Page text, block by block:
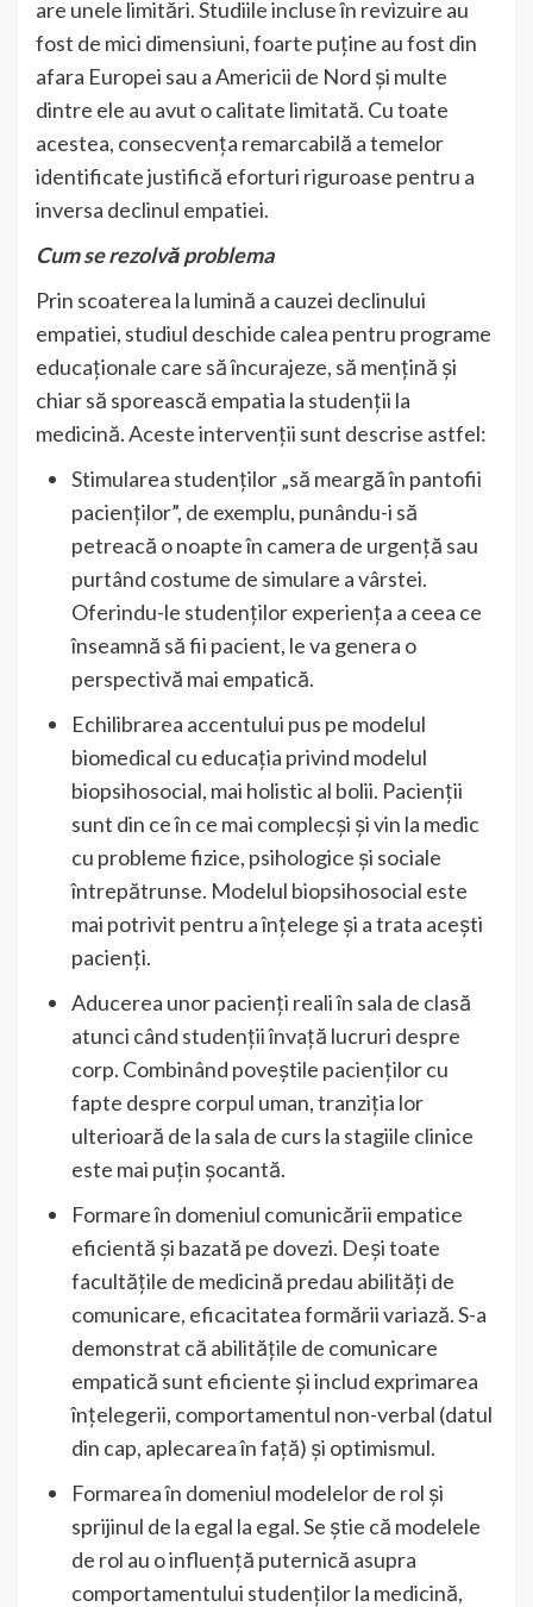
are unele limitări. Studiile incluse în revizuire au
fost de mici dimensiuni, foarte puține au fost din
afara Europei sau a Americii de Nord și multe
dintre ele au avut o calitate limitată. Cu toate
acestea, consecvența remarcabilă a temelor
identificate justifică eforturi riguroase pentru a
inversa declinul empatiei.
Cum se rezolvă problema
Prin scoaterea la lumină a cauzei declinului
empatiei, studiul deschide calea pentru programe
educaționale care să încurajeze, să mențină și
chiar să sporească empatia la studenții la
medicină. Aceste intervenții sunt descrise astfel:
Stimularea studenților „să meargă în pantofii
pacienților”, de exemplu, punându-i să
petreacă o noapte în camera de urgență sau
purtând costume de simulare a vârstei.
Oferindu-le studenților experiența a ceea ce
înseamnă să fii pacient, le va genera o
perspectivă mai empatică.
Echilibrarea accentului pus pe modelul
biomedical cu educația privind modelul
biopsihosocial, mai holistic al bolii. Pacienții
sunt din ce în ce mai complecși și vin la medic
cu probleme fizice, psihologice și sociale
întrepătrunse. Modelul biopsihosocial este
mai potrivit pentru a înțelege și a trata acești
pacienți.
Aducerea unor pacienți reali în sala de clasă
atunci când studenții învață lucruri despre
corp. Combinând poveștile pacienților cu
fapte despre corpul uman, tranziția lor
ulterioară de la sala de curs la stagiile clinice
este mai puțin șocantă.
Formare în domeniul comunicării empatice
eficientă și bazată pe dovezi. Deși toate
facultățile de medicină predau abilități de
comunicare, eficacitatea formării variază. S-a
demonstrat că abilitățile de comunicare
empatică sunt eficiente și includ exprimarea
înțelegerii, comportamentul non-verbal (datul
din cap, aplecarea în față) și optimismul.
Formarea în domeniul modelelor de rol și
sprijinul de la egal la egal. Se știe că modelele
de rol au o influență puternică asupra
comportamentului studenților la medicină,